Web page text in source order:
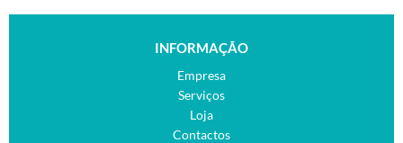
INFORMAÇÃO
Empresa
Serviços
Loja
Contactos